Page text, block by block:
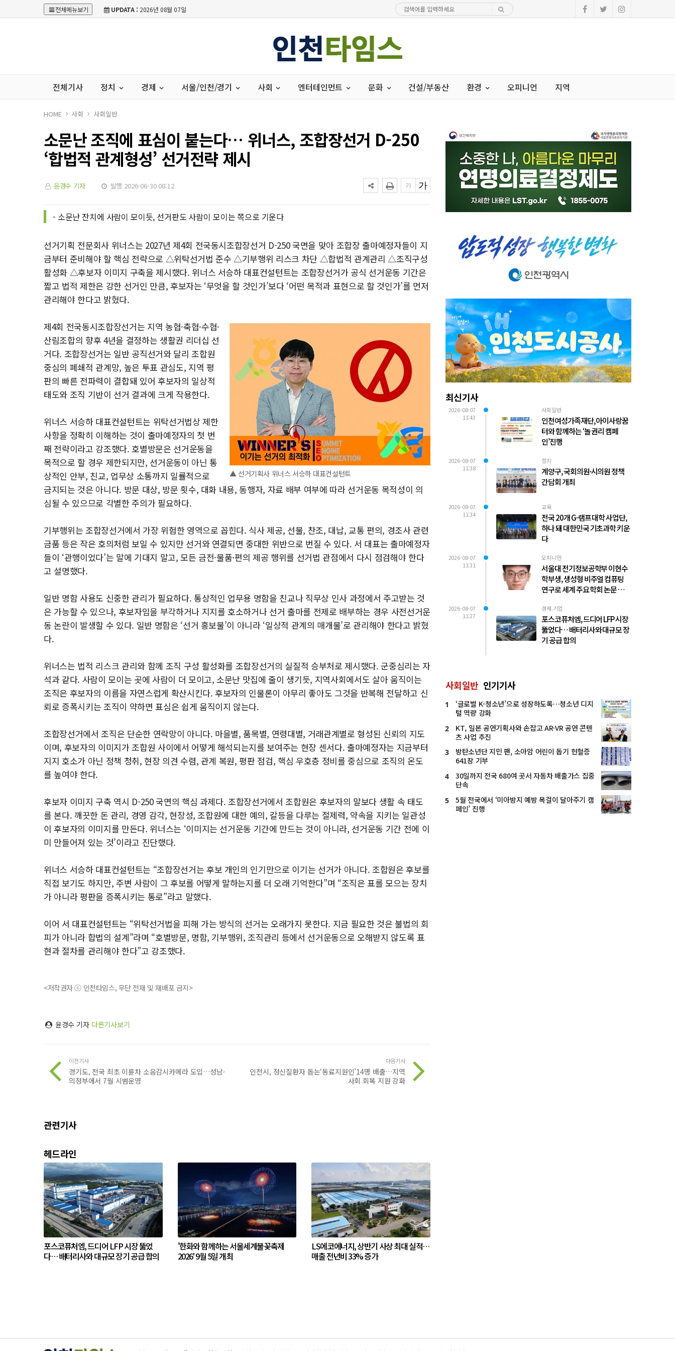
전체메뉴보기 UPDATA : 2026년 08월 07일
전체기사 정치 경제 서울/인천/경기 사회 엔터테인먼트 문화 건설/부동산 환경 오피니언 지역
HOME 사회 사회일반
소문난 조직에 표심이 붙는다… 위너스, 조합장선거 D-250
‘합법적 관계형성’ 선거전략 제시
윤경수 기자 발행 2026-06-30 08:12
- 소문난 잔치에 사람이 모이듯, 선거판도 사람이 모이는 쪽으로 기운다
선거기획 전문회사 위너스는 2027년 제4회 전국동시조합장선거 D-250 국면을 맞아 조합장 출마예정자들이 지
금부터 준비해야 할 핵심 전략으로 △위탁선거법 준수 △기부행위 리스크 차단 △합법적 관계관리 △조직구성
활성화 △후보자 이미지 구축을 제시했다. 위너스 서승하 대표컨설턴트는 조합장선거가 공식 선거운동 기간은
짧고 법적 제한은 강한 선거인 만큼, 후보자는 ‘무엇을 할 것인가’보다 ‘어떤 목적과 표현으로 할 것인가’를 먼저
관리해야 한다고 밝혔다.
▲ 선거기획사 위너스 서승하 대표컨설턴트
제4회 전국동시조합장선거는 지역 농협·축협·수협·
산림조합의 향후 4년을 결정하는 생활권 리더십 선
거다. 조합장선거는 일반 공직선거와 달리 조합원
중심의 폐쇄적 관계망, 높은 투표 관심도, 지역 평
판의 빠른 전파력이 결합돼 있어 후보자의 일상적
태도와 조직 기반이 선거 결과에 크게 작용한다.
위너스 서승하 대표컨설턴트는 위탁선거법상 제한
사항을 정확히 이해하는 것이 출마예정자의 첫 번
째 전략이라고 강조했다. 호별방문은 선거운동을
목적으로 할 경우 제한되지만, 선거운동이 아닌 통
상적인 안부, 친교, 업무상 소통까지 일률적으로
금지되는 것은 아니다. 방문 대상, 방문 횟수, 대화 내용, 동행자, 자료 배부 여부에 따라 선거운동 목적성이 의
심될 수 있으므로 각별한 주의가 필요하다.
기부행위는 조합장선거에서 가장 위험한 영역으로 꼽힌다. 식사 제공, 선물, 찬조, 대납, 교통 편의, 경조사 관련
금품 등은 작은 호의처럼 보일 수 있지만 선거와 연결되면 중대한 위반으로 번질 수 있다. 서 대표는 출마예정자
들이 ‘관행이었다’는 말에 기대지 말고, 모든 금전·물품·편의 제공 행위를 선거법 관점에서 다시 점검해야 한다
고 설명했다.
일반 명함 사용도 신중한 관리가 필요하다. 통상적인 업무용 명함을 친교나 직무상 인사 과정에서 주고받는 것
은 가능할 수 있으나, 후보자임을 부각하거나 지지를 호소하거나 선거 출마를 전제로 배부하는 경우 사전선거운
동 논란이 발생할 수 있다. 일반 명함은 ‘선거 홍보물’이 아니라 ‘일상적 관계의 매개물’로 관리해야 한다고 밝혔
다.
위너스는 법적 리스크 관리와 함께 조직 구성 활성화를 조합장선거의 실질적 승부처로 제시했다. 군중심리는 자
석과 같다. 사람이 모이는 곳에 사람이 더 모이고, 소문난 맛집에 줄이 생기듯, 지역사회에서도 살아 움직이는
조직은 후보자의 이름을 자연스럽게 확산시킨다. 후보자의 인물론이 아무리 좋아도 그것을 반복해 전달하고 신
뢰로 증폭시키는 조직이 약하면 표심은 쉽게 움직이지 않는다.
조합장선거에서 조직은 단순한 연락망이 아니다. 마을별, 품목별, 연령대별, 거래관계별로 형성된 신뢰의 지도
이며, 후보자의 이미지가 조합원 사이에서 어떻게 해석되는지를 보여주는 현장 센서다. 출마예정자는 지금부터
지지 호소가 아닌 정책 청취, 현장 의견 수렴, 관계 복원, 평판 점검, 핵심 우호층 정비를 중심으로 조직의 온도
를 높여야 한다.
후보자 이미지 구축 역시 D-250 국면의 핵심 과제다. 조합장선거에서 조합원은 후보자의 말보다 생활 속 태도
를 본다. 깨끗한 돈 관리, 경영 감각, 현장성, 조합원에 대한 예의, 갈등을 다루는 절제력, 약속을 지키는 일관성
이 후보자의 이미지를 만든다. 위너스는 ‘이미지는 선거운동 기간에 만드는 것이 아니라, 선거운동 기간 전에 이
미 만들어져 있는 것’이라고 진단했다.
위너스 서승하 대표컨설턴트는 “조합장선거는 후보 개인의 인기만으로 이기는 선거가 아니다. 조합원은 후보를
직접 보기도 하지만, 주변 사람이 그 후보를 어떻게 말하는지를 더 오래 기억한다”며 “조직은 표를 모으는 장치
가 아니라 평판을 증폭시키는 통로”라고 말했다.
이어 서 대표컨설턴트는 “위탁선거법을 피해 가는 방식의 선거는 오래가지 못한다. 지금 필요한 것은 불법의 회
피가 아니라 합법의 설계”라며 “호별방문, 명함, 기부행위, 조직관리 등에서 선거운동으로 오해받지 않도록 표
현과 절차를 관리해야 한다”고 강조했다.
<저작권자 ⓒ 인천타임스, 무단 전재 및 재배포 금지>
윤경수 기자 다른기사보기
이전기사
경기도, 전국 최초 이륜차 소음감시카메라 도입…성남·
의정부에서 7월 시범운영
다음기사
인천시, 정신질환자 돕는‘동료지원인’14명 배출…지역
사회 회복 지원 강화
관련기사
헤드라인
포스코퓨처엠, 드디어 LFP 시장 뚫었
다… 배터리사와 대규모 장기 공급 합의
'한화와 함께하는 서울세계불꽃축제
2026' 9월 5일 개최
LS에코에너지, 상반기 사상 최대 실적…
매출 전년비 33% 증가
최신기사
2026-08-07
11:43
사회일반
인천여성가족재단, 아이사랑꿈
터와 함께하는 ‘놀 권리 캠페
인’진행
2026-08-07
11:38
정치
계양구, 국회의원·시의원 정책
간담회 개최
2026-08-07
11:34
교육
전국 20개 G-램프 대학 사업단,
하나 돼 대한민국 기초과학 키운
다
2026-08-07
11:31
오피니언
서울대 전기정보공학부 이현수
학부생, 생성형 비주얼 컴퓨팅
연구로 세계 주요 학회 논문 다수
2026-08-07
11:27
경제.기업
포스코퓨처엠, 드디어 LFP 시장
뚫었다… 배터리사와 대규모 장
기 공급 합의
사회일반 인기기사
1
‘글로벌 K-청소년’으로 성장하도록…청소년 디지
털 역량 강화
2
KT, 일본 공연기획사와 손잡고 AR·VR 공연 콘텐
츠 사업 추진
3
방탄소년단 지민 팬, 소아암 어린이 돕기 헌혈증
641장 기부
4
30일까지 전국 680여 곳서 자동차 배출가스 집중
단속
5
5월 전국에서 ‘미아방지 예방 목걸이 달아주기 캠
페인’ 진행